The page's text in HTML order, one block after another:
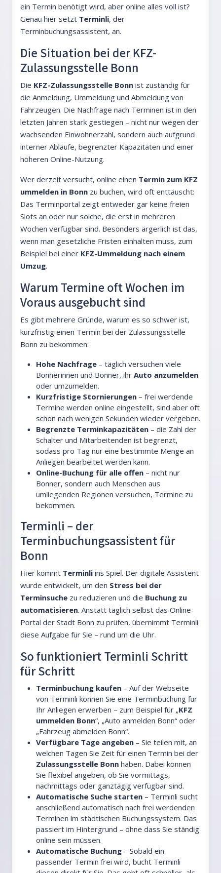
ein Termin benötigt wird, aber online alles voll ist?
Genau hier setzt Terminli, der
Terminbuchungsassistent, an.
Die Situation bei der KFZ-
Zulassungsstelle Bonn
Die KFZ-Zulassungsstelle Bonn ist zuständig für
die Anmeldung, Ummeldung und Abmeldung von
Fahrzeugen. Die Nachfrage nach Terminen ist in den
letzten Jahren stark gestiegen – nicht nur wegen der
wachsenden Einwohnerzahl, sondern auch aufgrund
interner Abläufe, begrenzter Kapazitäten und einer
höheren Online-Nutzung.
Wer derzeit versucht, online einen Termin zum KFZ
ummelden in Bonn zu buchen, wird oft enttäuscht:
Das Terminportal zeigt entweder gar keine freien
Slots an oder nur solche, die erst in mehreren
Wochen verfügbar sind. Besonders ärgerlich ist das,
wenn man gesetzliche Fristen einhalten muss, zum
Beispiel bei einer KFZ-Ummeldung nach einem
Umzug.
Warum Termine oft Wochen im
Voraus ausgebucht sind
Es gibt mehrere Gründe, warum es so schwer ist,
kurzfristig einen Termin bei der Zulassungsstelle
Bonn zu bekommen:
Hohe Nachfrage – täglich versuchen viele
Bonnerinnen und Bonner, ihr Auto anzumelden
oder umzumelden.
Kurzfristige Stornierungen – frei werdende
Termine werden online eingestellt, sind aber oft
schon nach wenigen Sekunden wieder vergeben.
Begrenzte Terminkapazitäten – die Zahl der
Schalter und Mitarbeitenden ist begrenzt,
sodass pro Tag nur eine bestimmte Menge an
Anliegen bearbeitet werden kann.
Online-Buchung für alle offen – nicht nur
Bonner, sondern auch Menschen aus
umliegenden Regionen versuchen, Termine zu
bekommen.
Terminli – der
Terminbuchungsassistent für
Bonn
Hier kommt Terminli ins Spiel. Der digitale Assistent
wurde entwickelt, um den Stress bei der
Terminsuche zu reduzieren und die Buchung zu
automatisieren. Anstatt täglich selbst das Online-
Portal der Stadt Bonn zu prüfen, übernimmt Terminli
diese Aufgabe für Sie – rund um die Uhr.
So funktioniert Terminli Schritt
für Schritt
Terminbuchung kaufen – Auf der Webseite
von Terminli können Sie eine Terminbuchung für
Ihr Anliegen erwerben – zum Beispiel für „KFZ
ummelden Bonn“, „Auto anmelden Bonn“ oder
„Fahrzeug abmelden Bonn“.
Verfügbare Tage angeben – Sie teilen mit, an
welchen Tagen Sie Zeit für einen Termin bei der
Zulassungsstelle Bonn haben. Dabei können
Sie flexibel angeben, ob Sie vormittags,
nachmittags oder ganztägig verfügbar sind.
Automatische Suche starten – Terminli sucht
anschließend automatisch nach frei werdenden
Terminen im städtischen Buchungssystem. Das
passiert im Hintergrund – ohne dass Sie ständig
online sein müssen.
Automatische Buchung – Sobald ein
passender Termin frei wird, bucht Terminli